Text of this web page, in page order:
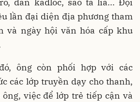
đàn kađlóc, sáo ta lía... Đội
lần đại diện địa phương tham
và ngày hội văn hóa cấp khu
ông còn phối hợp với các
các lớp truyền dạy cho thanh,
việc để lớp trẻ tiếp cận và